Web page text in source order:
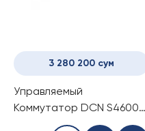
3 280 200 сум
Управляемый
Коммутатор DCN S4600-
28P-SI (28-портовый